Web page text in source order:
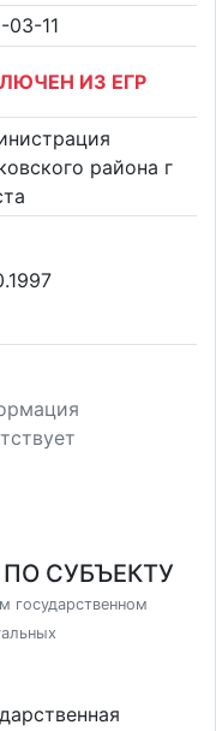
03-11
ИЗ ЕГР
района г
СУБЪЕКТУ
государственном